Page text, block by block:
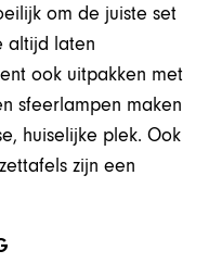
om de juiste set
altijd laten
ook uitpakken met
sfeerlampen maken
huiselijke plek. Ook
zijn een